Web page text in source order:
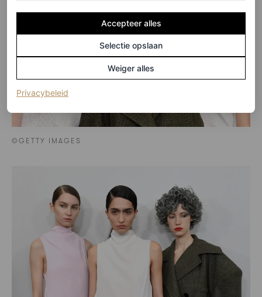
©GETTY IMAGES
Accepteer alles
Selectie opslaan
Weiger alles
Privacybeleid